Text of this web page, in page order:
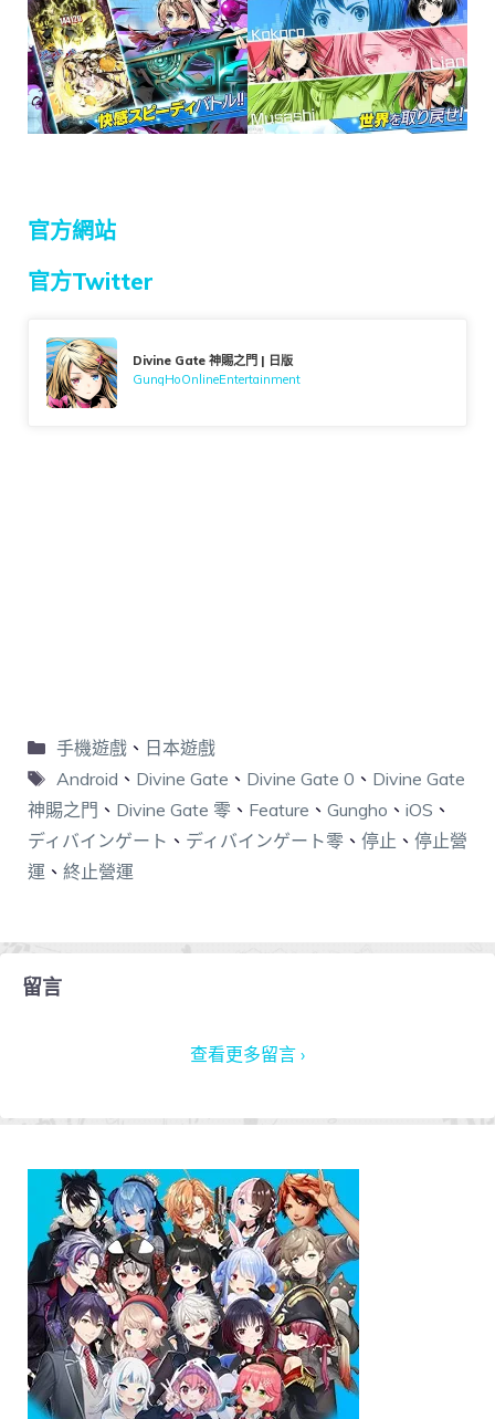
官方網站
官方Twitter
Divine Gate 神賜之門 | 日版
GungHoOnlineEntertainment
手機遊戲、 日本遊戲
Android 、 Divine Gate 、 Divine Gate 0 、 Divine Gate
神賜之門 、 Divine Gate 零 、 Feature 、 Gungho 、 iOS 、
ディバインゲート 、 ディバインゲート零 、 停止 、 停止營
運 、 終止營運
留言
查看更多留言 ›